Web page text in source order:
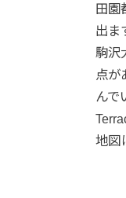
田園
出ま
駒沢
点が
んで
地図